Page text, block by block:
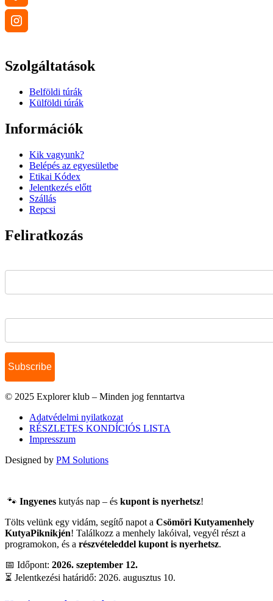
Szolgáltatások
Belföldi túrák
Külföldi túrák
Információk
Kik vagyunk?
Belépés az egyesületbe
Etikai Kódex
Jelentkezés előtt
Szállás
Repcsi
Feliratkozás
© 2025 Explorer klub – Minden jog fenntartva
Adatvédelmi nyilatkozat
RÉSZLETES KONDÍCIÓS LISTA
Impresszum
Designed by PM Solutions
🐾 Ingyenes kutyás nap – és kupont is nyerhetsz!
Tölts velünk egy vidám, segítő napot a Csömöri Kutyamenhely
KutyaPiknikjén! Találkozz a menhely lakóival, vegyél részt a
programokon, és a részvételeddel kupont is nyerhetsz.
📅 Időpont: 2026. szeptember 12.
⏳ Jelentkezési határidő: 2026. augusztus 10.